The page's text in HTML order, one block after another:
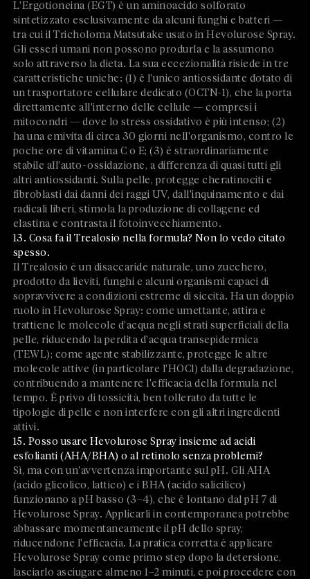
L'Ergotioneina (EGT) è un aminoacido solforato
sintetizzato esclusivamente da alcuni funghi e batteri —
tra cui il Tricholoma Matsutake usato in Hevolurose Spray.
Gli esseri umani non possono produrla e la assumono
solo attraverso la dieta. La sua eccezionalità risiede in tre
caratteristiche uniche: (1) è l'unico antiossidante dotato di
un trasportatore cellulare dedicato (OCTN-1), che la porta
direttamente all'interno delle cellule — compresi i
mitocondri — dove lo stress ossidativo è più intenso; (2)
ha una emivita di circa 30 giorni nell'organismo, contro le
poche ore di vitamina C o E; (3) è straordinariamente
stabile all'auto-ossidazione, a differenza di quasi tutti gli
altri antiossidanti. Sulla pelle, protegge cheratinociti e
fibroblasti dai danni dei raggi UV, dall'inquinamento e dai
radicali liberi, stimola la produzione di collagene ed
elastina e contrasta il fotoinvecchiamento.
13. Cosa fa il Trealosio nella formula? Non lo vedo citato
spesso.
Il Trealosio è un disaccaride naturale, uno zucchero,
prodotto da lieviti, funghi e alcuni organismi capaci di
sopravvivere a condizioni estreme di siccità. Ha un doppio
ruolo in Hevolurose Spray: come umettante, attira e
trattiene le molecole d'acqua negli strati superficiali della
pelle, riducendo la perdita d'acqua transepidermica
(TEWL); come agente stabilizzante, protegge le altre
molecole attive (in particolare l'HOCl) dalla degradazione,
contribuendo a mantenere l'efficacia della formula nel
tempo. È privo di tossicità, ben tollerato da tutte le
tipologie di pelle e non interfere con gli altri ingredienti
attivi.
15. Posso usare Hevolurose Spray insieme ad acidi
esfolianti (AHA/BHA) o al retinolo senza problemi?
Sì, ma con un'avvertenza importante sul pH. Gli AHA
(acido glicolico, lattico) e i BHA (acido salicilico)
funzionano a pH basso (3–4), che è lontano dal pH 7 di
Hevolurose Spray. Applicarli in contemporanea potrebbe
abbassare momentaneamente il pH dello spray,
riducendone l'efficacia. La pratica corretta è applicare
Hevolurose Spray come primo step dopo la detersione,
lasciarlo asciugare almeno 1–2 minuti, e poi procedere con